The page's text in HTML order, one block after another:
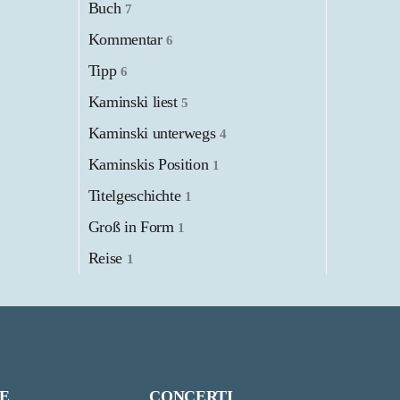
Buch 7
Kommentar6
Tipp 6
Kaminski liest5
Kaminski unterwegs 4
Kaminskis Position 1
Titelgeschichte 1
Groß in Form 1
Reise 1